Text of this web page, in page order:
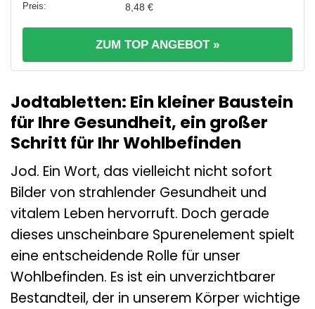
8,48 €
ZUM TOP ANGEBOT »
Jodtabletten: Ein kleiner Baustein
für Ihre Gesundheit, ein großer
Schritt für Ihr Wohlbefinden
Jod. Ein Wort, das vielleicht nicht sofort
Bilder von strahlender Gesundheit und
vitalem Leben hervorruft. Doch gerade
dieses unscheinbare Spurenelement spielt
eine entscheidende Rolle für unser
Wohlbefinden. Es ist ein unverzichtbarer
Bestandteil, der in unserem Körper wichtige